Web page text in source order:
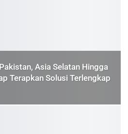
Asia Selatan Hingga
Terapkan Solusi Terlengkap